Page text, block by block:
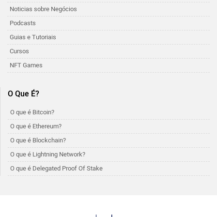
Noticias sobre Negócios
Podcasts
Guias e Tutoriais
Cursos
NFT Games
O Que É?
O que é Bitcoin?
O que é Ethereum?
O que é Blockchain?
O que é Lightning Network?
O que é Delegated Proof Of Stake